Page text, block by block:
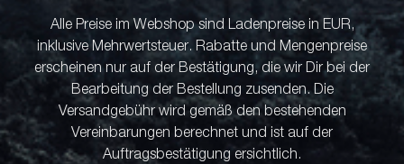
Alle Preise im Webshop sind Ladenpreise in EUR,
inklusive Mehrwertsteuer. Rabatte und Mengenpreise
erscheinen nur auf der Bestätigung, die wir Dir bei der
Bearbeitung der Bestellung zusenden. Die
Versandgebühr wird gemäß den bestehenden
Vereinbarungen berechnet und ist auf der
Auftragsbestätigung ersichtlich.